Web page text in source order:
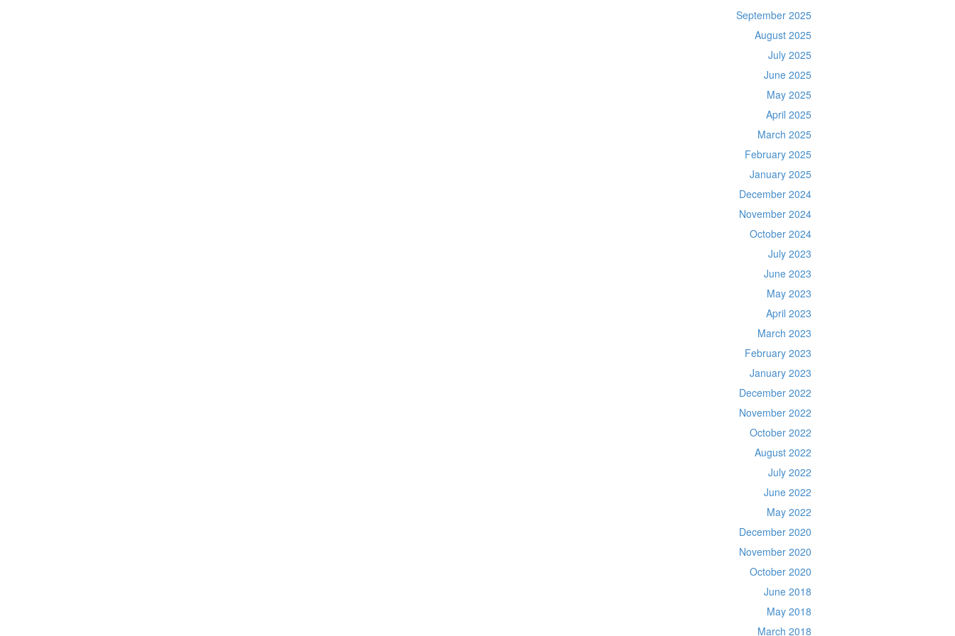
September 2025
August 2025
July 2025
June 2025
May 2025
April 2025
March 2025
February 2025
January 2025
December 2024
November 2024
October 2024
July 2023
June 2023
May 2023
April 2023
March 2023
February 2023
January 2023
December 2022
November 2022
October 2022
August 2022
July 2022
June 2022
May 2022
December 2020
November 2020
October 2020
June 2018
May 2018
March 2018